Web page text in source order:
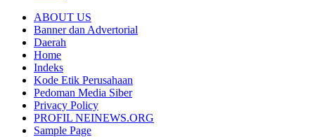
ABOUT US
Banner dan Advertorial
Daerah
Home
Indeks
Kode Etik Perusahaan
Pedoman Media Siber
Privacy Policy
PROFIL NEINEWS.ORG
Sample Page